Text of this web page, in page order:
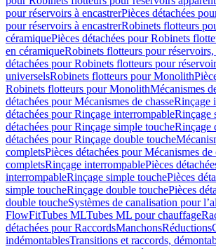
pour réservoirs à encastrerPièces détachées
pour réservoirs à encastrerRobinets flotteurs
céramiquePièces détachées pour Robinets
en céramiqueRobinets flotteurs pour
détachées pour Robinets flotteurs pour
universelsRobinets flotteurs pour Monolith
Robinets flotteurs pour MonolithMécanismes
détachées pour Mécanismes de chasseRinçage
détachées pour Rinçage interrompableRinçage
détachées pour Rinçage simple toucheRinçage
détachées pour Rinçage double touche
completsPièces détachées pour Mécanismes de
completsRinçage interrompablePièces
interrompableRinçage simple touchePièces
simple toucheRinçage double touchePièces
double toucheSystèmes de canalisation pour
FlowFitTubes MLTubes ML pour chauffage
détachées pour RaccordsManchonsRéductions
indémontablesTransitions et raccords,